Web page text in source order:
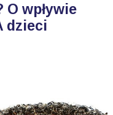
wpływie
dzieci